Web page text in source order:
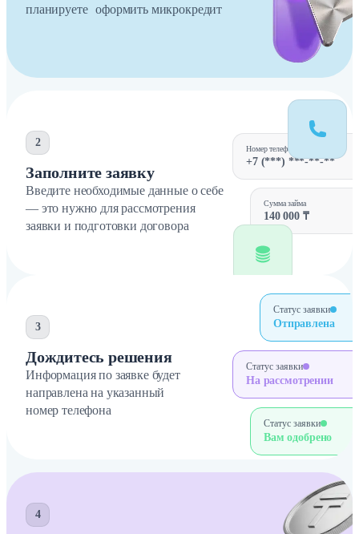
планируете оформить микрокредит
2
Заполните заявку
Введите необходимые данные о себе
— это нужно для рассмотрения
заявки и подготовки договора
Номер телефона
+7 (***) ***-**-**
Сумма займа
140 000 ₸
3
Дождитесь решения
Информация по заявке будет
направлена на указанный
номер телефона
Статус заявки
Отправлена
Статус заявки
На рассмотрении
Статус заявки
Вам одобрено
4